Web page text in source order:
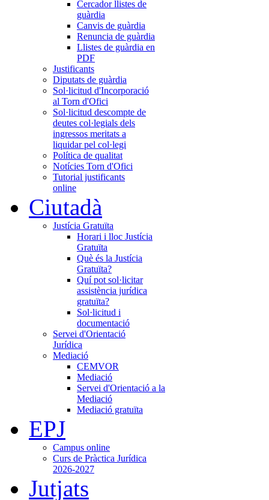
Cercador llistes de
guàrdia
Canvis de guàrdia
Renuncia de guàrdia
Llistes de guàrdia en
PDF
Justificants
Diputats de guàrdia
Sol·licitud d'Incorporació
al Torn d'Ofici
Sol·licitud descompte de
deutes col·legials dels
ingressos meritats a
liquidar pel col·legi
Política de qualitat
Notícies Torn d'Ofici
Tutorial justificants
online
Ciutadà
Justícia Gratuïta
Horari i lloc Justícia
Gratuïta
Què és la Justícia
Gratuïta?
Quí pot sol·licitar
assistència jurídica
gratuïta?
Sol·licitud i
documentació
Servei d'Orientació
Jurídica
Mediació
CEMVOR
Mediació
Servei d'Orientació a la
Mediació
Mediació gratuïta
EPJ
Campus online
Curs de Pràctica Jurídica
2026-2027
Jutjats